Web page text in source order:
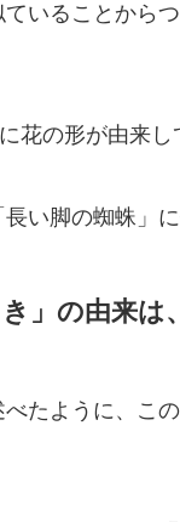
いることから
花の形が由来し
い脚の蜘蛛」
」の由来は
べたように、こ